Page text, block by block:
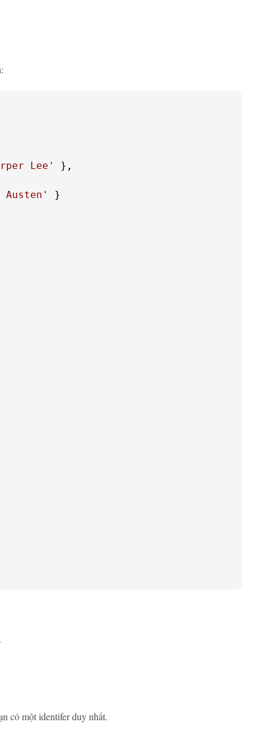
Lee' },
Austen' }
có một identifer duy nhất.